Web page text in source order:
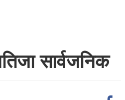
सार्वजनिक